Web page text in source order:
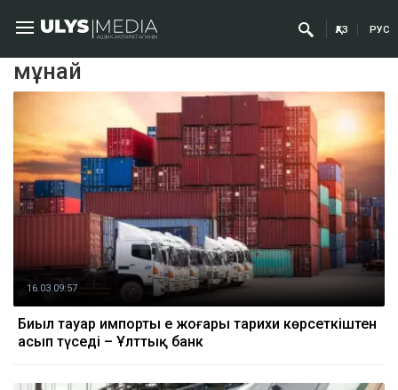
ҚАЗ РУС
мұнай
16.03 09:57
Биыл тауар импорты ең жоғары тарихи көрсеткіштен
асып түседі – Ұлттық банк